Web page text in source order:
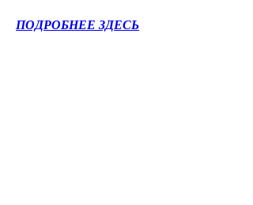
ПОДРОБНЕЕ ЗДЕСЬ